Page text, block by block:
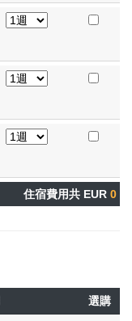
住宿費用共 EUR 0
選購